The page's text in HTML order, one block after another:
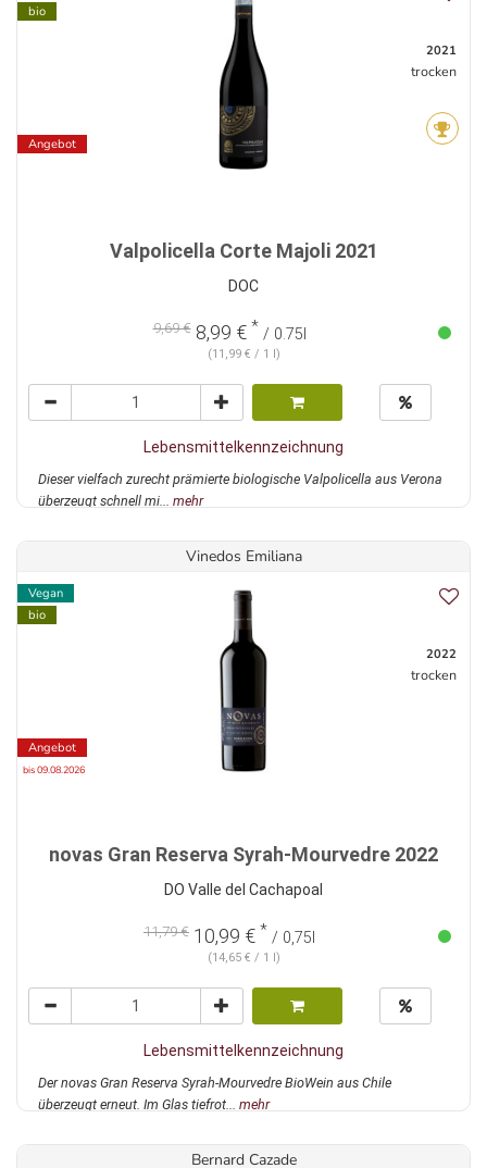
bio
Angebot
2021
trocken
Valpolicella Corte Majoli 2021
DOC
9,69 €8,99 € * / 0.75l
(11,99 € / 1 l)
Lebensmittelkennzeichnung
Dieser vielfach zurecht prämierte biologische Valpolicella aus Verona
überzeugt schnell mi... mehr
Vinedos Emiliana
Vegan
bio
Angebot
bis 09.08.2026
2022
trocken
novas Gran Reserva Syrah-Mourvedre 2022
DO Valle del Cachapoal
11,79 € 10,99 € * / 0,75l
(14,65 € / 1 l)
Lebensmittelkennzeichnung
Der novas Gran Reserva Syrah-Mourvedre BioWein aus Chile
überzeugt erneut. Im Glas tiefrot... mehr
Bernard Cazade